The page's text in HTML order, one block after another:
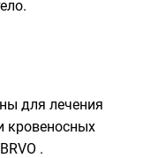
для лечения
кровеносных
.